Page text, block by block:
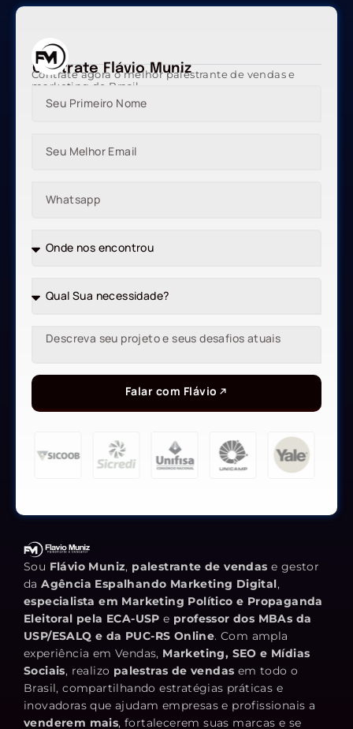
Contrate Flávio Muniz
Contrate agora o melhor palestrante de vendas e
marketing do Brasil
Falar com Flávio
Sou Flávio Muniz, palestrante de vendas e gestor
daAgência Espalhando Marketing Digital,
especialista em Marketing Político e Propaganda
Eleitoral pela ECA-USP e professor dos MBAs da
USP/ESALQ e da PUC-RS Online. Com ampla
experiência em Vendas, Marketing, SEO e Mídias
Sociais, realizo palestras de vendas em todo o
Brasil, compartilhando estratégias práticas e
inovadoras que ajudam empresas e profissionais a
venderem mais, fortalecerem suas marcas e se